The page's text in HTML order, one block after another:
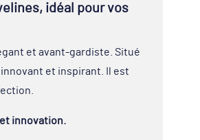
idéal pour vos
et avant-gardiste. Situé
et inspirant. Il est
innovation.